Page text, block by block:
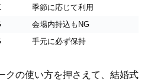
季節に応じて利用
会場内持込もNG
手元に必ず保持
クの使い方を押さえて、結婚式